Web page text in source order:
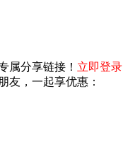
属分享链接！ 立即登录
友，一起享优惠：